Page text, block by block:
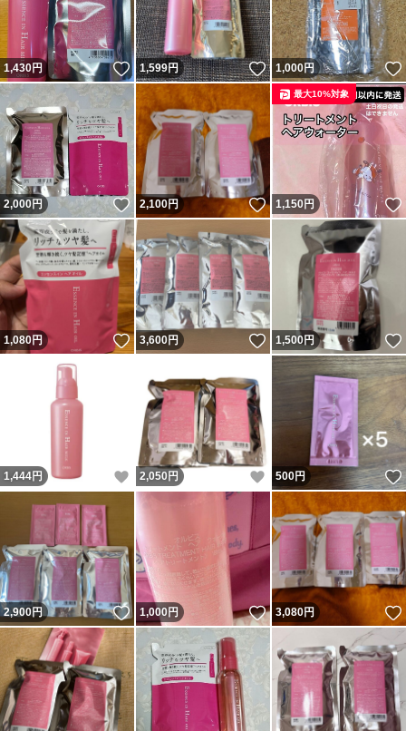
1,430円 いいね！
1,599円 いいね！
1,000円
2,000円 いいね！
2,100円 いいね！
1,150円
最大10%対象
1,080円 いいね！
3,600円 いいね！
1,500円
1,444円 いいね！
2,050 円 いいね！
500円
2,900円 いいね！
1,000円 いいね！
3,080円